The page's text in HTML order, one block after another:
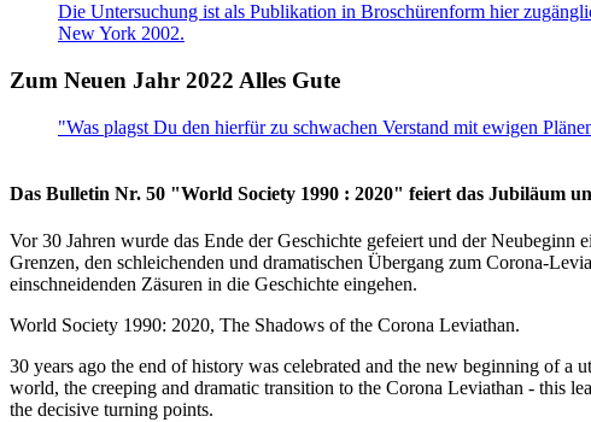
Die Untersuchung ist als Publikation in Broschürenform hier
New York 2002.
Zum Neuen Jahr 2022 Alles Gute
"Was plagst Du den hierfür zu schwachen Verstand mit ewigen
Das Bulletin Nr. 50 "World Society 1990 : 2020" feiert das Jubiläum
Vor 30 Jahren wurde das Ende der Geschichte gefeiert und der
Grenzen, den schleichenden und dramatischen Übergang zum Corona-
einschneidenden Zäsuren in die Geschichte eingehen.
World Society 1990: 2020, The Shadows of the Corona Leviathan.
30 years ago the end of history was celebrated and the new beginning of
world, the creeping and dramatic transition to the Corona Leviathan - this
the decisive turning points.